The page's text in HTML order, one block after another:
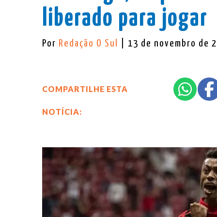
liberado para jogar
Por Redação O Sul | 13 de novembro de
COMPARTILHE ESTA
NOTÍCIA: